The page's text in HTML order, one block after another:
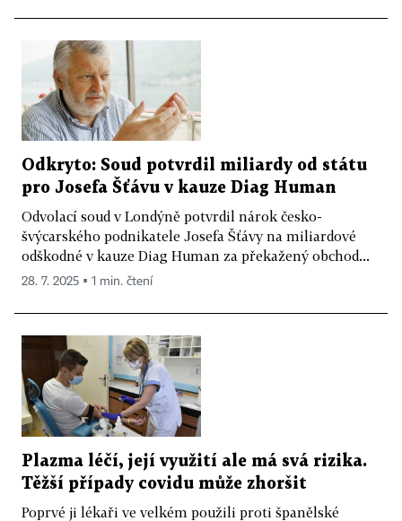
Odkryto: Soud potvrdil miliardy od státu
pro Josefa Šťávu v kauze Diag Human
Odvolací soud v Londýně potvrdil nárok česko-
švýcarského podnikatele Josefa Šťávy na miliardové
odškodné v kauze Diag Human za překažený obchod...
28. 7. 2025 ▪ 1 min. čtení
Plazma léčí, její využití ale má svá rizika.
Těžší případy covidu může zhoršit
Poprvé ji lékaři ve velkém použili proti španělské